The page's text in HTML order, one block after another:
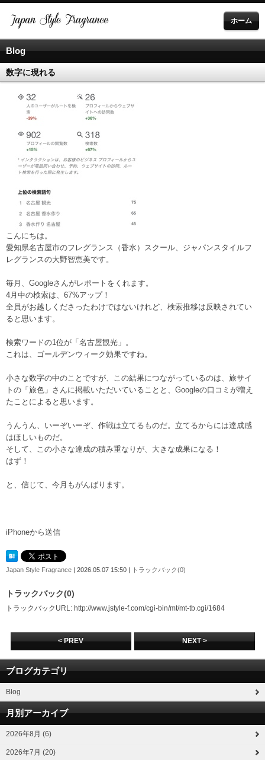
ホーム
Blog
数字に現れる
こんにちは。
愛知県名古屋市のフレグランス（香水）スクール、ジャパンスタイルフ
レグランスの大野智恵美です。
毎月、Googleさんがレポートをくれます。
4月中の検索は、67%アップ！
全員がお越しくださったわけではないけれど、検索推移は反映されてい
ると思います。
検索ワードの1位が「名古屋観光」。
これは、ゴールデンウィーク効果ですね。
小さな数字の中のことですが、この結果につながっているのは、旅サイ
トの「旅色」さんに掲載いただいていることと、Googleの口コミが増え
たことによると思います。
うんうん、いーぞいーぞ、作戦は立てるものだ。立てるからには達成感
はほしいものだ。
そして、この小さな達成の積み重なりが、大きな成果になる！
はず！
と、信じて、今月もがんばります。
iPhoneから送信
Japan Style Fragrance | 2026.05.07 15:50 | トラックバック(0)
トラックバック(0)
トラックバックURL: http://www.jstyle-f.com/cgi-bin/mt/mt-tb.cgi/1684
< PREV NEXT >
ブログカテゴリ
Blog
月別アーカイブ
2026年8月 (6)
2026年7月 (20)